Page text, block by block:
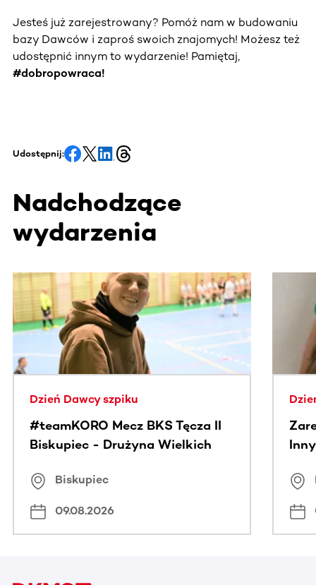
Jesteś już zarejestrowany? Pomóż nam w budowaniu
bazy Dawców i zaproś swoich znajomych! Możesz też
udostępnić innym to wydarzenie! Pamiętaj,
#dobropowraca!
Udostępnij:
Nadchodzące
wydarzenia
Ta sekcja zawiera treści przewijane w poziomie. Użyj
Dzień Dawcy szpiku
#teamKORO Mecz BKS Tęcza II
Biskupiec - Drużyna Wielkich
Biskupiec
09.08.2026